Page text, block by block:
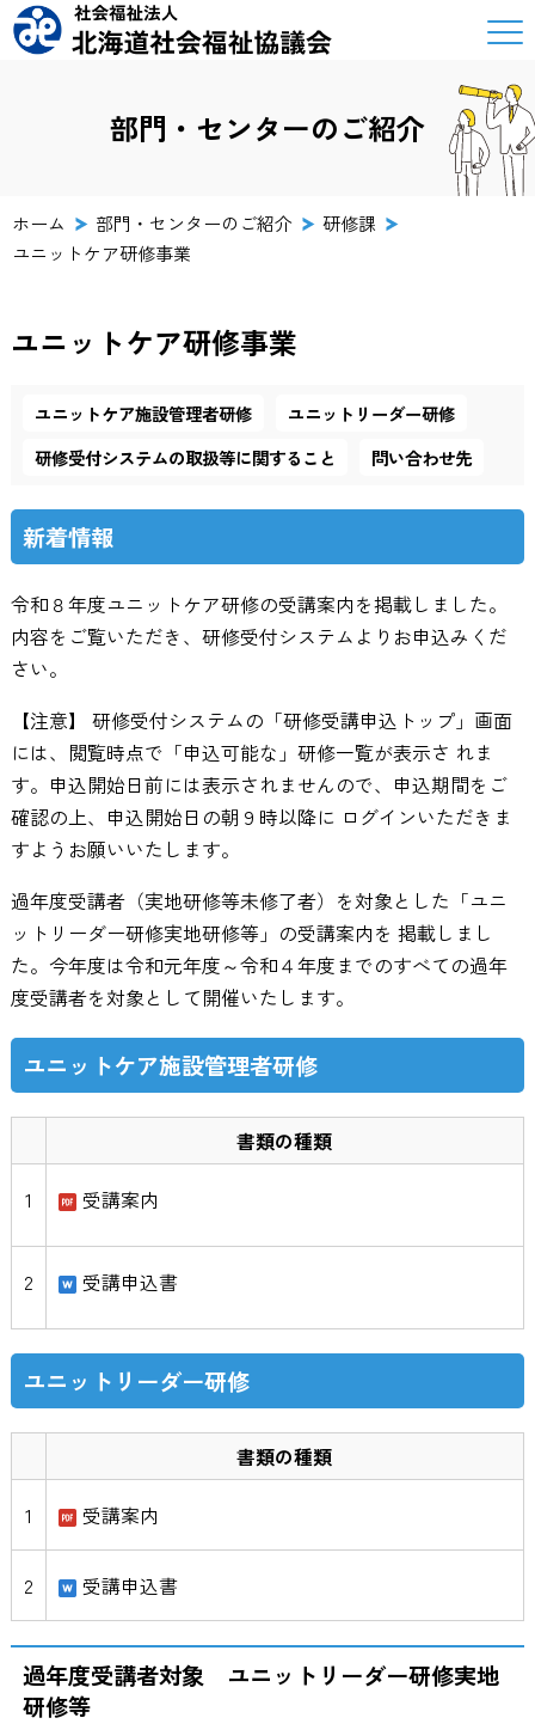
部門・センターのご紹介
ホーム 部門・センターのご紹介
研修課
ユニットケア研修事業
ユニットケア研修事業
ユニットケア施設管理者研修
ユニットリーダー研修
研修受付システムの取扱等に関すること
問い合わせ先
新着情報
令和８年度ユニットケア研修の受講案内を掲載しました。
内容をご覧いただき、研修受付システムよりお申込みくだ
さい。
【注意】 研修受付システムの「研修受講申込トップ」画面
には、閲覧時点で「申込可能な」研修一覧が表示さ れま
す。申込開始日前には表示されませんので、申込期間をご
確認の上、申込開始日の朝９時以降に ログインいただきま
すようお願いいたします。
過年度受講者（実地研修等未修了者）を対象とした「ユニ
ットリーダー研修実地研修等」の受講案内を 掲載しまし
た。今年度は令和元年度～令和４年度までのすべての過年
度受講者を対象として開催いたします。
ユニットケア施設管理者研修
書類の種類
1 受講案内
2 受講申込書
ユニットリーダー研修
書類の種類
1 受講案内
2 受講申込書
過年度受講者対象 ユニットリーダー研修実地
研修等